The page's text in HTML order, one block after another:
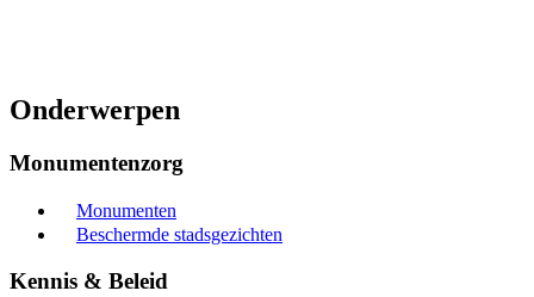
Onderwerpen
Monumentenzorg
Monumenten
Beschermde stadsgezichten
Kennis & Beleid